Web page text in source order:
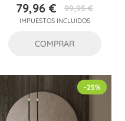
Precio
79,96 €Precio
base
99,95 €
IMPUESTOS INCLUIDOS
COMPRAR
-25%